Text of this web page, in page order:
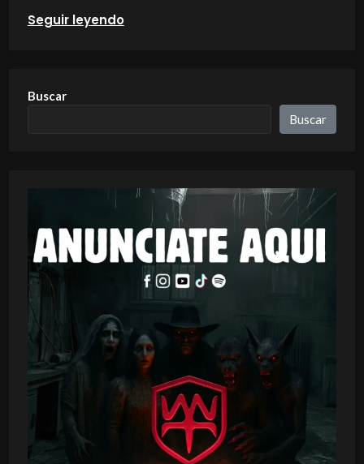
Seguir leyendo
Buscar
Buscar